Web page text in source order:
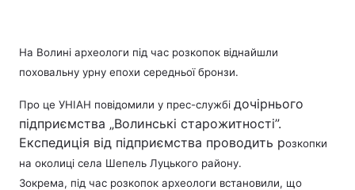
На Волині археологи під час розкопок віднайшли
поховальну урну епохи середньої бронзи.
Про це УНІАН повідомили у прес-службі дочірнього
підприємства „Волинські старожитності”.
Експедиція від підприємства проводить розкопки
на околиці села Шепель Луцького району.
Зокрема, під час розкопок археологи встановили, що